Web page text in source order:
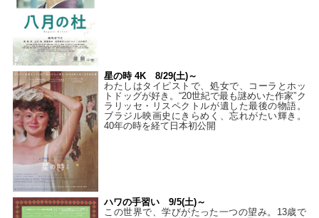
星の時 4K 8/29(土)～
わたしはタイピストで、処⼥で、コーラとホッ
トドッグが好き。“20世紀で最も謎めいた作家”ク
ラリッセ・リスペクトルが遺した最後の物語。
ブラジル映画史にきらめく、忘れがたい輝き。
40年の時を経て⽇本初公開
ハワの手習い 9/5(土)～
この世界で、学びがたった一つの望み。13歳で